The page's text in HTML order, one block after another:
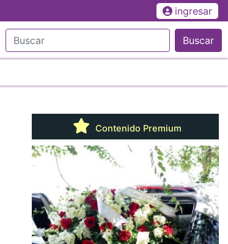
ingresar
Buscar
Contenido Premium